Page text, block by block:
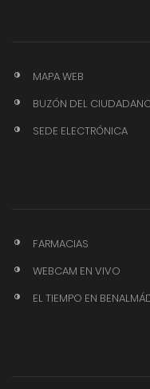
MAPA WEB
BUZÓN DEL
SEDE ELECTRÓNICA
FARMACIAS
WEBCAM EN VIVO
EL TIEMPO EN